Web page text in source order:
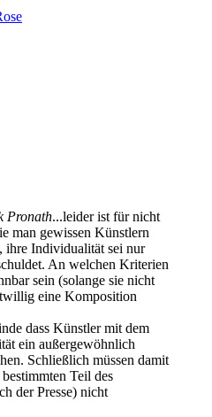
Pronath...leider ist für nicht
man gewissen Künstlern
ihre Individualität sei nur
An welchen Kriterien
sein (solange sie nicht
eine Komposition
dass Künstler mit dem
ein außergewöhnlich
Schließlich müssen damit
Teil des
der Presse) nicht